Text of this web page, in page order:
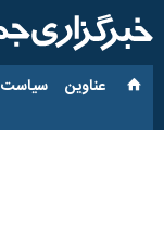
عناوین‌ سیاست